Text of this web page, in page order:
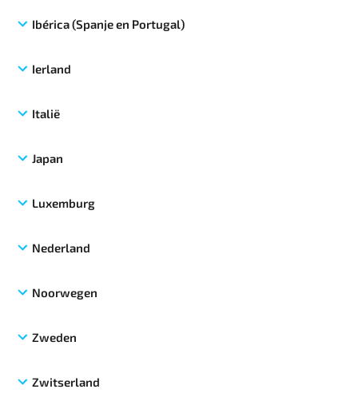
Ibérica (Spanje en Portugal)
Ierland
Italië
Japan
Luxemburg
Nederland
Noorwegen
Zweden
Zwitserland